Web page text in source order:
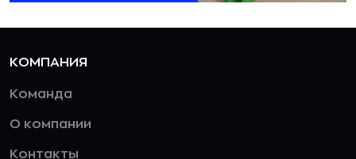
КОМПАНИЯ
Команда
О компании
Контакты